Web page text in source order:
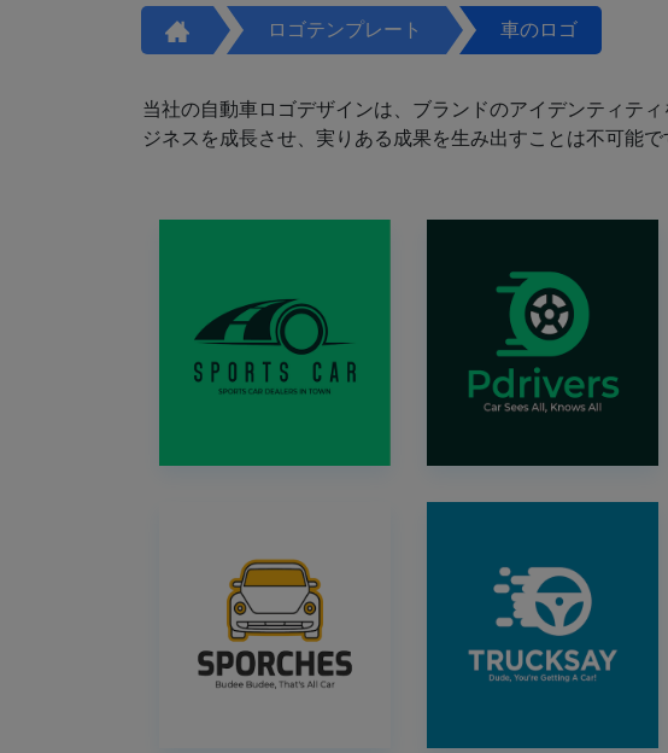
ロゴテンプレート 車のロゴ
当社の自動車ロゴデザインは、ブランドのアイデンティテ
ジネスを成長させ、実りある成果を生み出すことは不可能